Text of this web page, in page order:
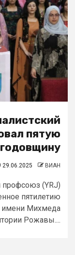
пятую
годовщину
29.06.2025 ВИАН
(YRJ)
пятилетию
имени Михмеда
Рожавы....